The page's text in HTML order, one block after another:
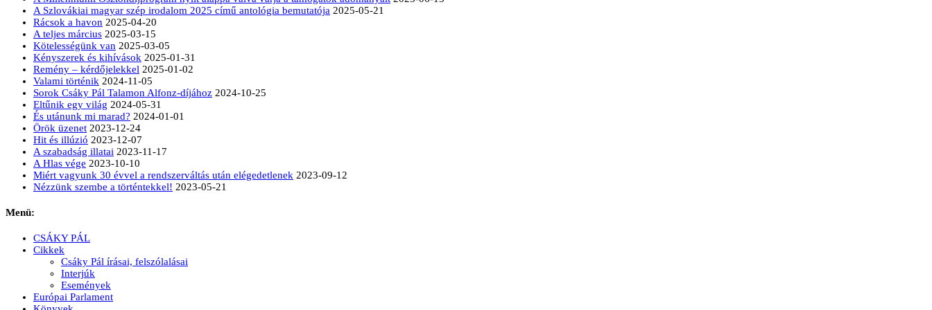
A Szlovákiai magyar szép irodalom 2025 című antológia bemutatója 2025-05-21
Rácsok a havon 2025-04-20
A teljes március 2025-03-15
Kötelességünk van 2025-03-05
Kényszerek és kihívások 2025-01-31
Remény – kérdőjelekkel 2025-01-02
Valami történik 2024-11-05
Sorok Csáky Pál Talamon Alfonz-díjához 2024-10-25
Eltűnik egy világ 2024-05-31
És utánunk mi marad? 2024-01-01
Örök üzenet 2023-12-24
Hit és illúzió 2023-12-07
A szabadság illatai 2023-11-17
A Hlas vége 2023-10-10
Miért vagyunk 30 évvel a rendszerváltás után elégedetlenek 2023-09-12
Nézzünk szembe a történtekkel! 2023-05-21
Menü:
CSÁKY PÁL
Cikkek
Csáky Pál írásai, felszólalásai
Interjúk
Események
Európai Parlament